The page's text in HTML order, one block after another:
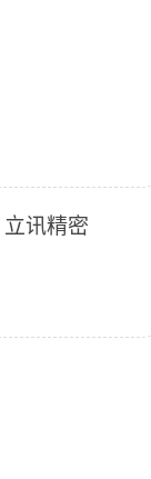
讯精密